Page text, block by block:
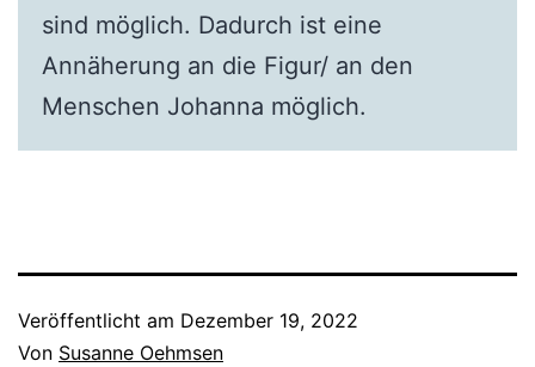
sind möglich. Dadurch ist eine
Annäherung an die Figur/ an den
Menschen Johanna möglich.
Veröffentlicht am Dezember 19, 2022
Von Susanne Oehmsen